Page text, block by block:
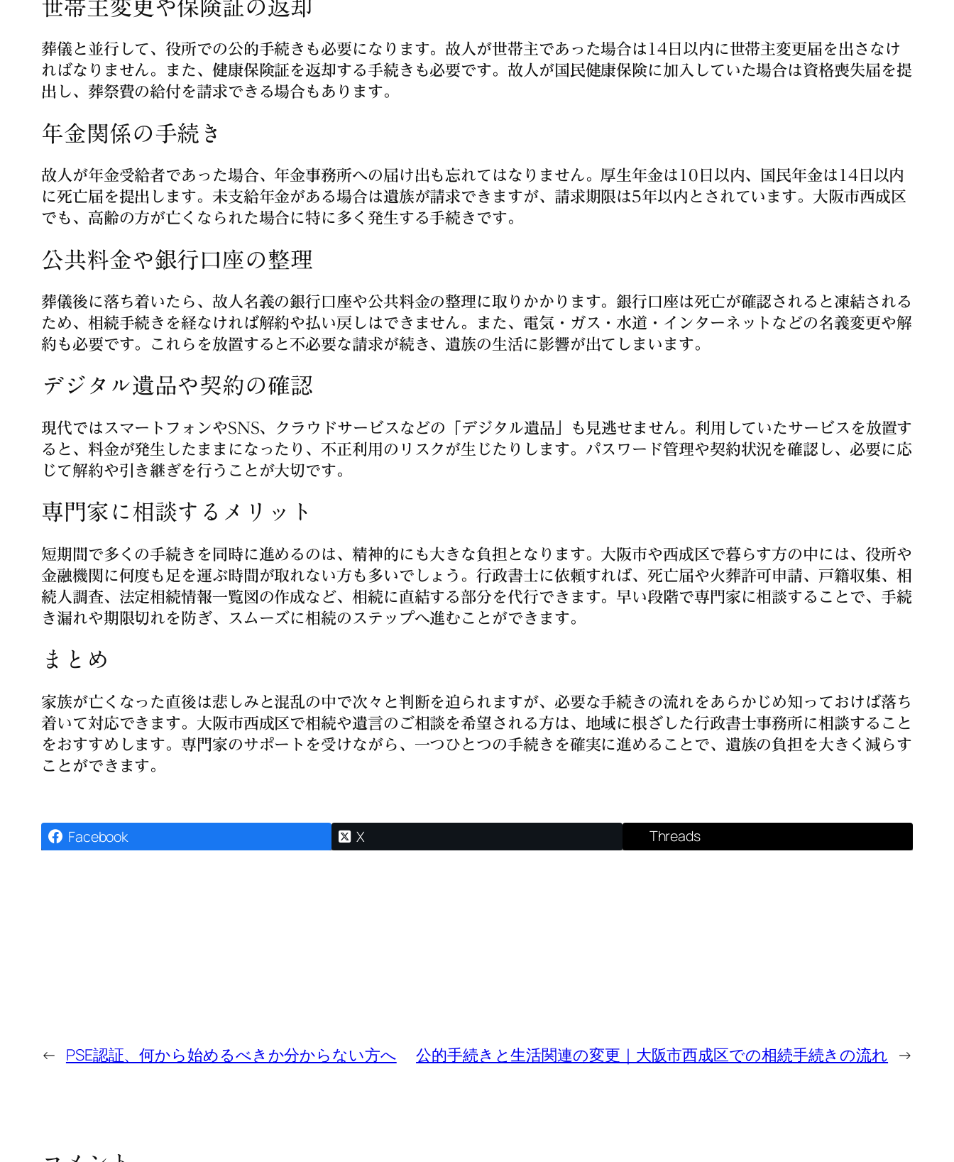
世帯主変更や保険証の返却
葬儀と並行して、役所での公的手続きも必要になります。故人が世帯主であった場合は14日以内に世帯主変更届を出さなけ
ればなりません。また、健康保険証を返却する手続きも必要です。故人が国民健康保険に加入していた場合は資格喪失届を提
出し、葬祭費の給付を請求できる場合もあります。
年金関係の手続き
故人が年金受給者であった場合、年金事務所への届け出も忘れてはなりません。厚生年金は10日以内、国民年金は14日以内
に死亡届を提出します。未支給年金がある場合は遺族が請求できますが、請求期限は5年以内とされています。大阪市西成区
でも、高齢の方が亡くなられた場合に特に多く発生する手続きです。
公共料金や銀行口座の整理
葬儀後に落ち着いたら、故人名義の銀行口座や公共料金の整理に取りかかります。銀行口座は死亡が確認されると凍結される
ため、相続手続きを経なければ解約や払い戻しはできません。また、電気・ガス・水道・インターネットなどの名義変更や解
約も必要です。これらを放置すると不必要な請求が続き、遺族の生活に影響が出てしまいます。
デジタル遺品や契約の確認
現代ではスマートフォンやSNS、クラウドサービスなどの「デジタル遺品」も見逃せません。利用していたサービスを放置す
ると、料金が発生したままになったり、不正利用のリスクが生じたりします。パスワード管理や契約状況を確認し、必要に応
じて解約や引き継ぎを行うことが大切です。
専門家に相談するメリット
短期間で多くの手続きを同時に進めるのは、精神的にも大きな負担となります。大阪市や西成区で暮らす方の中には、役所や
金融機関に何度も足を運ぶ時間が取れない方も多いでしょう。行政書士に依頼すれば、死亡届や火葬許可申請、戸籍収集、相
続人調査、法定相続情報一覧図の作成など、相続に直結する部分を代行できます。早い段階で専門家に相談することで、手続
き漏れや期限切れを防ぎ、スムーズに相続のステップへ進むことができます。
まとめ
家族が亡くなった直後は悲しみと混乱の中で次々と判断を迫られますが、必要な手続きの流れをあらかじめ知っておけば落ち
着いて対応できます。大阪市西成区で相続や遺言のご相談を希望される方は、地域に根ざした行政書士事務所に相談すること
をおすすめします。専門家のサポートを受けながら、一つひとつの手続きを確実に進めることで、遺族の負担を大きく減らす
ことができます。
Facebook X Threads
← PSE認証、何から始めるべきか分からない方へ 公的手続きと生活関連の変更｜大阪市西成区での相続手続きの流れ →